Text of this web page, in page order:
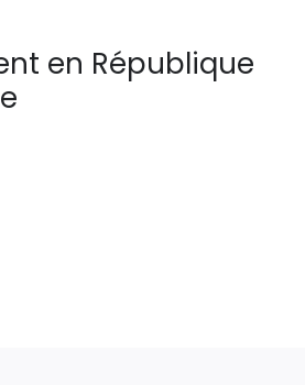
en République